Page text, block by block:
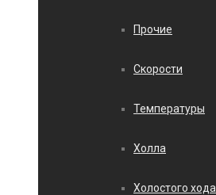
Прочие
Скорости
Температуры
Холла
Холостого хода